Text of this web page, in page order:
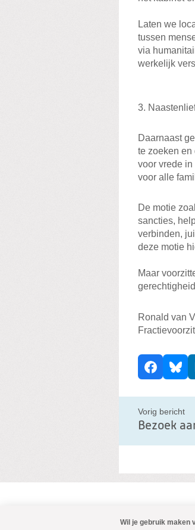
Laten we
tussen
via
werkelijk
3.
Daarnaast
te zoeken
voor vrede
voor alle
De motie
sancties,
verbinden,
deze motie
Maar
Ronald van
D
e
e
l
d
b
i
Facebook
Vorig bericht
Wil je gebruik maken